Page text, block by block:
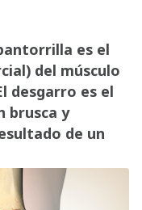
es el
del músculo
desgarro es el
brusca y
de un